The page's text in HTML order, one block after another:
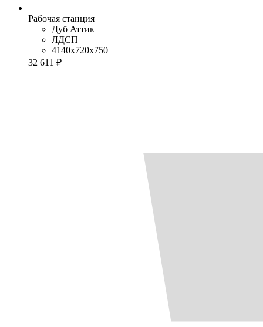
Рабочая станция
Дуб Аттик
ЛДСП
4140x720x750
32 611 ₽